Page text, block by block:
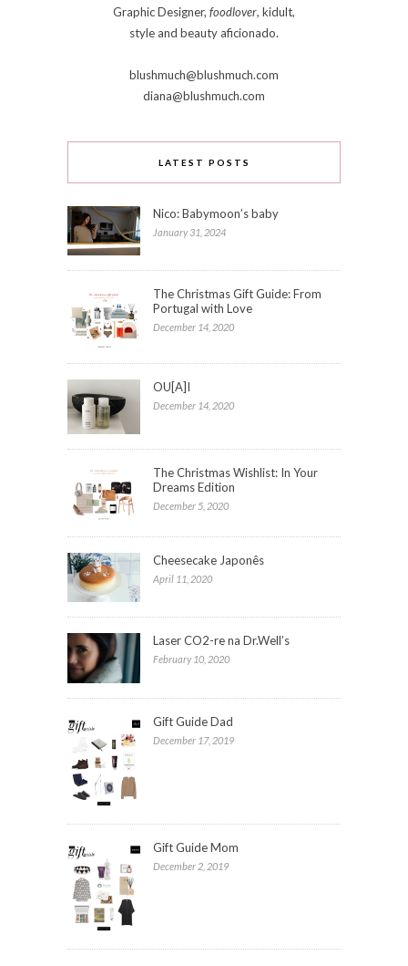
Graphic Designer, foodlover, kidult,
style and beauty aficionado.
blushmuch@blushmuch.com
diana@blushmuch.com
LATEST POSTS
Nico: Babymoon’s baby
January 31, 2024
The Christmas Gift Guide: From
Portugal with Love
December 14, 2020
OU[A]I
December 14, 2020
The Christmas Wishlist: In Your
Dreams Edition
December 5, 2020
Cheesecake Japonês
April 11, 2020
Laser CO2-re na Dr.Well’s
February 10, 2020
Gift Guide Dad
December 17, 2019
Gift Guide Mom
December 2, 2019